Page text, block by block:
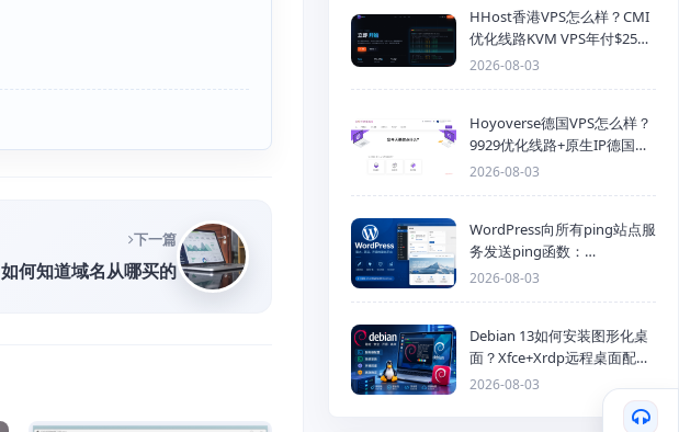
下一篇
如何知道域名从哪买的
HHost香港VPS怎么样？CMI
优化线路KVM VPS年付$25
起，4GB内存优惠套餐
2026-08-03
Hoyoverse德国VPS怎么样？
9929优化线路+原生IP德国
KVM VPS推荐
2026-08-03
WordPress向所有ping站点服
务发送ping函数：
generic_ping
2026-08-03
Debian 13如何安装图形化桌
面？Xfce+Xrdp远程桌面配置
教程
2026-08-03